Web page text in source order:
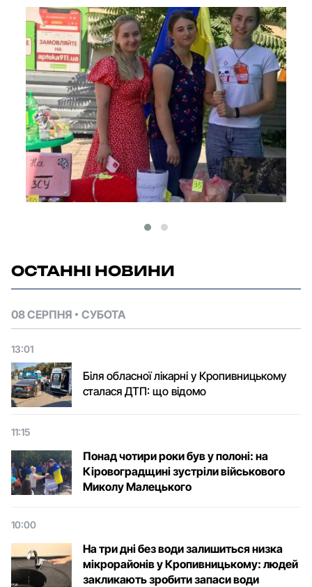
ОСТАННІ НОВИНИ
08 СЕРПНЯ СУБОТА
13:01
Біля обласної лікарні у Кропивницькому
сталася ДТП: що відомо
11:15
Понад чотири роки був у полоні: на
Кіровоградщині зустріли військового
Микoлу Малецькoгo
10:00
На три дні без води залишиться низка
мікрорайонів у Кропивницькому: людей
закликають зробити запаси води